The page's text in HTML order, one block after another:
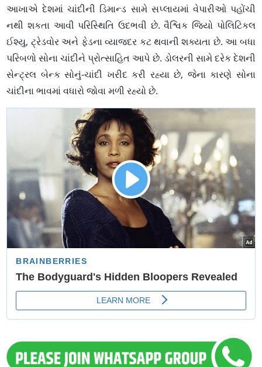
આખાએ દેશમાં ચાંદીની ડિમાન્ડ સામે સપ્લાયમાં વેપારીઓ પહોંચી
નથી શકતા આવી પરિસ્થિતિ ઉદભવી છે. વૈશ્વિક જિયો પોલિટિકલ
ઈશ્યુ, ટ્રેડવોર અને ફેડના વ્યાજદર કટ થવાની શક્યતા છે. આ બધા
પરિબળો સોના ચાંદીને પ્રોત્સાહિત આપે છે. ડોલરની સામે દરેક દેશની
સેન્ટ્રલ બેન્ક સોનું-ચાંદી ખરીદ કરી રહ્યા છે, જેના કારણે સોના
ચાંદીના ભાવમાં વધારો જોવા મળી રહ્યો છે.